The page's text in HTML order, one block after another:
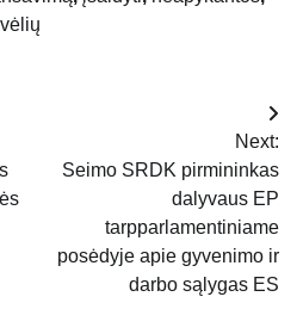
Next:
Seimo SRDK pirmininkas
dalyvaus EP
tarpparlamentiniame
posėdyje apie gyvenimo ir
darbo sąlygas ES